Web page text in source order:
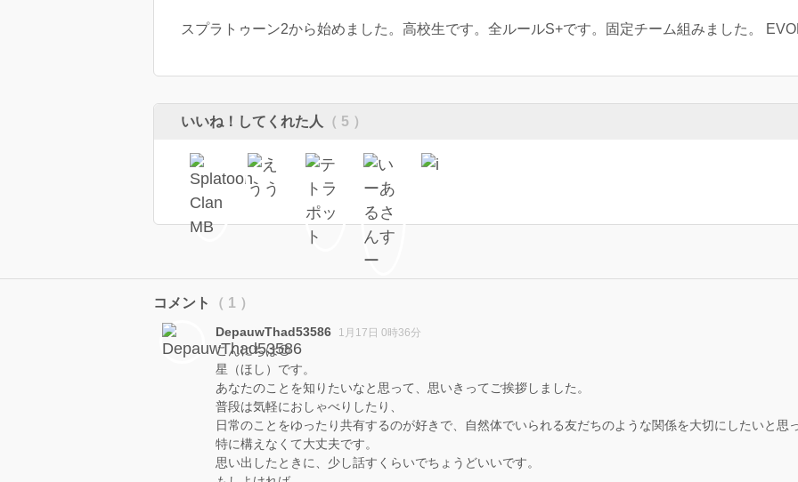
スプラトゥーン2から始めました。高校生です。全ルールS+です。固定チーム組みました。
いいね！してくれた人 （ 5 ）
コメント （ 1 ）
DepauwThad53586 1月17日 0時36分
こんにちは😊
星（ほし）です。
あなたのことを知りたいなと思って、思いきってご挨拶しました。
普段は気軽におしゃべりしたり、
日常のことをゆったり共有するのが好きで、自然体でいられる友だちのような関係を大切にしたいと思
特に構えなくて大丈夫です。
思い出したときに、少し話すくらいでちょうどいいです。